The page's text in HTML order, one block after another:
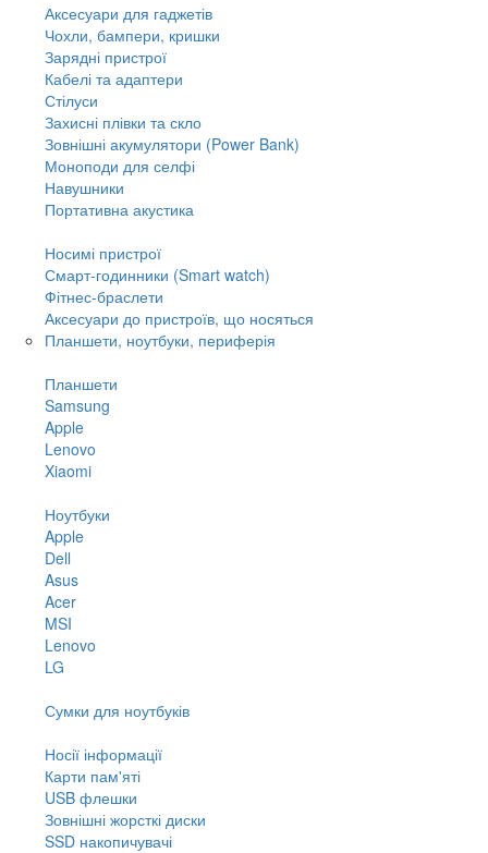
Аксесуари для гаджетів
Чохли, бампери, кришки
Зарядні пристрої
Кабелі та адаптери
Стілуси
Захисні плівки та скло
Зовнішні акумулятори (Power Bank)
Моноподи для селфі
Навушники
Портативна акустика
Носимі пристрої
Смарт-годинники (Smart watch)
Фітнес-браслети
Аксесуари до пристроїв, що носяться
Планшети, ноутбуки, периферія
Планшети
Samsung
Apple
Lenovo
Xiaomi
Ноутбуки
Apple
Dell
Asus
Acer
MSI
Lenovo
LG
Сумки для ноутбуків
Носії інформації
Карти пам'яті
USB флешки
Зовнішні жорсткі диски
SSD накопичувачі